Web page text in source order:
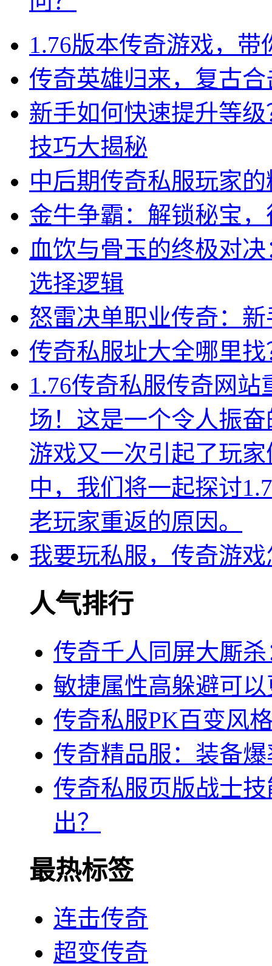
1.76版本传奇游戏，
传奇英雄归来，复古
新手如何快速提升等
技巧大揭秘
中后期传奇私服玩家
金牛争霸：解锁秘宝
血饮与骨玉的终极对
选择逻辑
怒雷决单职业传奇：
传奇私服址大全哪里
1.76传奇私服传奇网
场！这是一个令人振
游戏又一次引起了玩
中，我们将一起探讨
老玩家重返的原因。
我要玩私服，传奇游
人气排行
传奇千人同屏大厮
敏捷属性高躲避可
传奇私服PK百变风
传奇精品服：装备
传奇私服页版战士
出？
最热标签
连击传奇
超变传奇